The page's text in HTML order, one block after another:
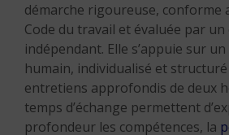
démarche rigoureuse, conforme
Code du travail et évaluée par
indépendant. Elle s’appuie sur
humain, individualisé et
entretiens approfondis de deux
temps d’échange permettent
profondeur les compétences, la